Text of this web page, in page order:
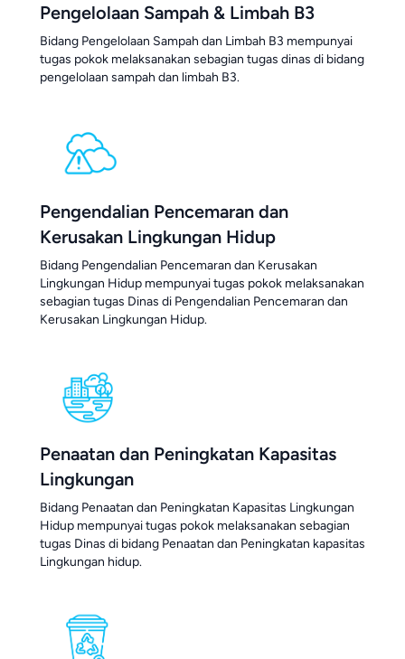
Pengelolaan Sampah & Limbah B3
Bidang Pengelolaan Sampah dan Limbah B3 mempunyai
tugas pokok melaksanakan sebagian tugas dinas di bidang
pengelolaan sampah dan limbah B3.
Pengendalian Pencemaran dan
Kerusakan Lingkungan Hidup
Bidang Pengendalian Pencemaran dan Kerusakan
Lingkungan Hidup mempunyai tugas pokok melaksanakan
sebagian tugas Dinas di Pengendalian Pencemaran dan
Kerusakan Lingkungan Hidup.
Penaatan dan Peningkatan Kapasitas
Lingkungan
Bidang Penaatan dan Peningkatan Kapasitas Lingkungan
Hidup mempunyai tugas pokok melaksanakan sebagian
tugas Dinas di bidang Penaatan dan Peningkatan kapasitas
Lingkungan hidup.